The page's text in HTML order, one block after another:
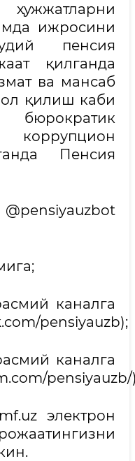
ижросини
пенсия
қилганда
ва мансаб
қилиш каби
бюрократик
коррупцион
Пенсия
каналга
pensiyauzb);
каналга
pensiyauzb/
электрон